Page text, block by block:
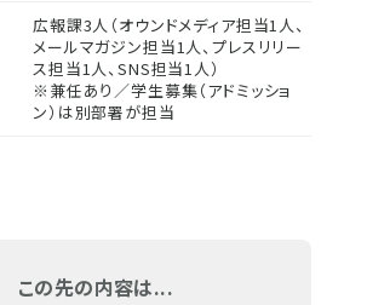
広報課3人（オウンドメディア担当1人、
メールマガジン担当1人、プレスリリー
ス担当1人、SNS担当1人）
※兼任あり／学生募集（アドミッショ
ン）は別部署が担当
この先の内容は...